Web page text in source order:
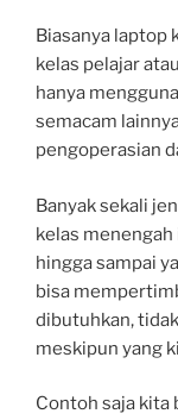
Biasanya laptop
kelas pelajar
hanya
semacam
pengoperasian
Banyak sekali
kelas
hingga sampai
bisa
dibutuhkan,
meskipun yang
Contoh saja kita